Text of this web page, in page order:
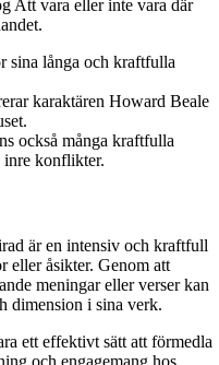
Att vara eller inte vara där
sina långa och kraftfulla
karaktären Howard Beale
också många kraftfulla
inre konflikter.
är en intensiv och kraftfull
eller åsikter. Genom att
meningar eller verser kan
dimension i sina verk.
ett effektivt sätt att förmedla
och engagemang hos